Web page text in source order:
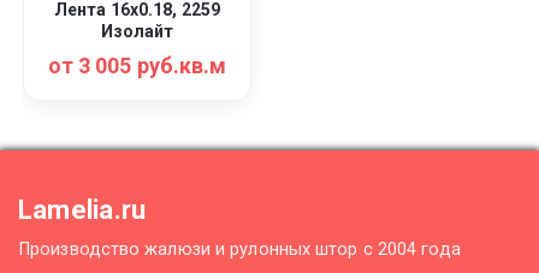
Лента 16x0.18, 2259
Изолайт
от 3 005 руб.кв.м
Lamelia.ru
Производство жалюзи и рулонных штор с 2004 года